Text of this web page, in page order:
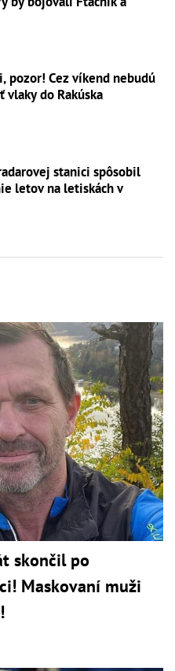
pozor! Cez víkend nebudú
vlaky do Rakúska
stanici spôsobil
letov na letiskách v
skončil po
Maskovaní muži